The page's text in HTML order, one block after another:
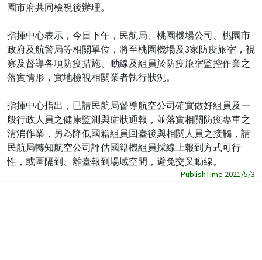
園市府共同檢視後辦理。
指揮中心表示，今日下午，民航局、桃園機場公司、桃園市
政府及航警局等相關單位，將至桃園機場及3家防疫旅宿，視
察及督導各項防疫措施、動線及組員於防疫旅宿監控作業之
落實情形，實地檢視相關業者執行狀況。
指揮中心指出，已請民航局督導航空公司確實做好組員及一
般行政人員之健康監測與症狀通報，並落實相關防疫專車之
清消作業，另為降低國籍組員回臺後與相關人員之接觸，請
民航局轉知航空公司評估國籍機組員採線上報到方式可行
性，或區隔到、離臺報到場域空間，避免交叉動線。
PublishTime 2021/5/3